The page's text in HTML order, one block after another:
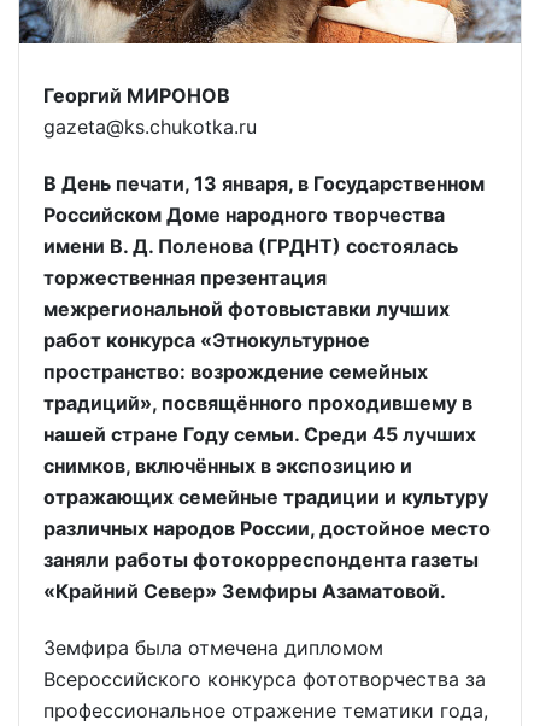
Георгий МИРОНОВ
gazeta@ks.chukotka.ru
В День печати, 13 января, в Государственном
Российском Доме народного творчества
имени В. Д. Поленова (ГРДНТ) состоялась
торжественная презентация
межрегиональной фотовыставки лучших
работ конкурса «Этнокультурное
пространство: возрождение семейных
традиций», посвящённого проходившему в
нашей стране Году семьи. Среди 45 лучших
снимков, включённых в экспозицию и
отражающих семейные традиции и культуру
различных народов России, достойное место
заняли работы фотокорреспондента газеты
«Крайний Север» Земфиры Азаматовой.
Земфира была отмечена дипломом
Всероссийского конкурса фототворчества за
профессиональное отражение тематики года,